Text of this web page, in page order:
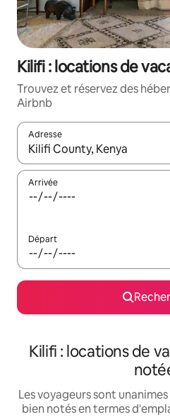
Kilifi : locations de
Trouvez et réservez des
Airbnb
Adresse
Lorsque les résultats
Arrivée
Départ
Kilifi : locations de
Les voyageurs sont
bien notés en termes